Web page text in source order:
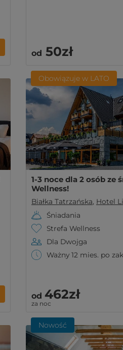
od 50zł
Obowiązuje w LATO
1-3 noce dla 2 osób ze
Wellness!
Białka Tatrzańska, Hotel
Śniadania
Strefa Wellness
Dla Dwojga
Ważny 12 mies. po
od 462zł
za noc
Nowość